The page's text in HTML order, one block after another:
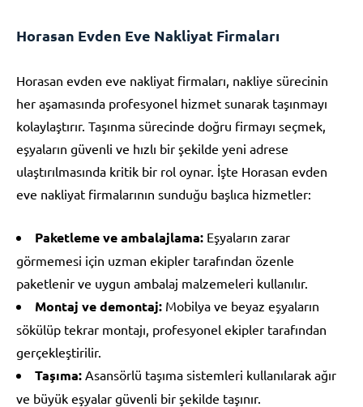
Horasan Evden Eve Nakliyat Firmaları
Horasan evden eve nakliyat firmaları, nakliye sürecinin
her aşamasında profesyonel hizmet sunarak taşınmayı
kolaylaştırır. Taşınma sürecinde doğru firmayı seçmek,
eşyaların güvenli ve hızlı bir şekilde yeni adrese
ulaştırılmasında kritik bir rol oynar. İşte Horasan evden
eve nakliyat firmalarının sunduğu başlıca hizmetler:
Paketleme ve ambalajlama: Eşyaların zarar
görmemesi için uzman ekipler tarafından özenle
paketlenir ve uygun ambalaj malzemeleri kullanılır.
Montaj ve demontaj: Mobilya ve beyaz eşyaların
sökülüp tekrar montajı, profesyonel ekipler tarafından
gerçekleştirilir.
Taşıma: Asansörlü taşıma sistemleri kullanılarak ağır
ve büyük eşyalar güvenli bir şekilde taşınır.